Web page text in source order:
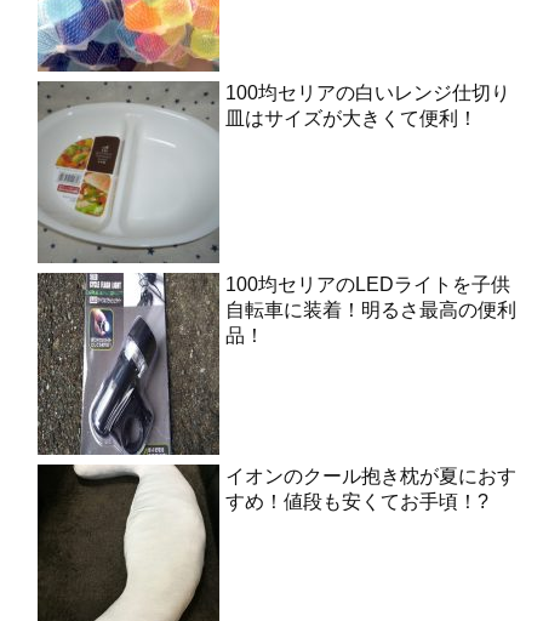
100均セリアの白いレンジ仕切り
皿はサイズが大きくて便利！
100均セリアのLEDライトを子供
自転車に装着！明るさ最高の便利
品！
イオンのクール抱き枕が夏におす
すめ！値段も安くてお手頃！?